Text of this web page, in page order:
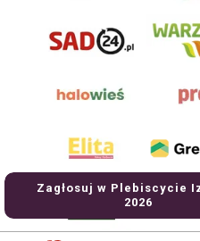
Zagłosuj w Plebiscycie
2026